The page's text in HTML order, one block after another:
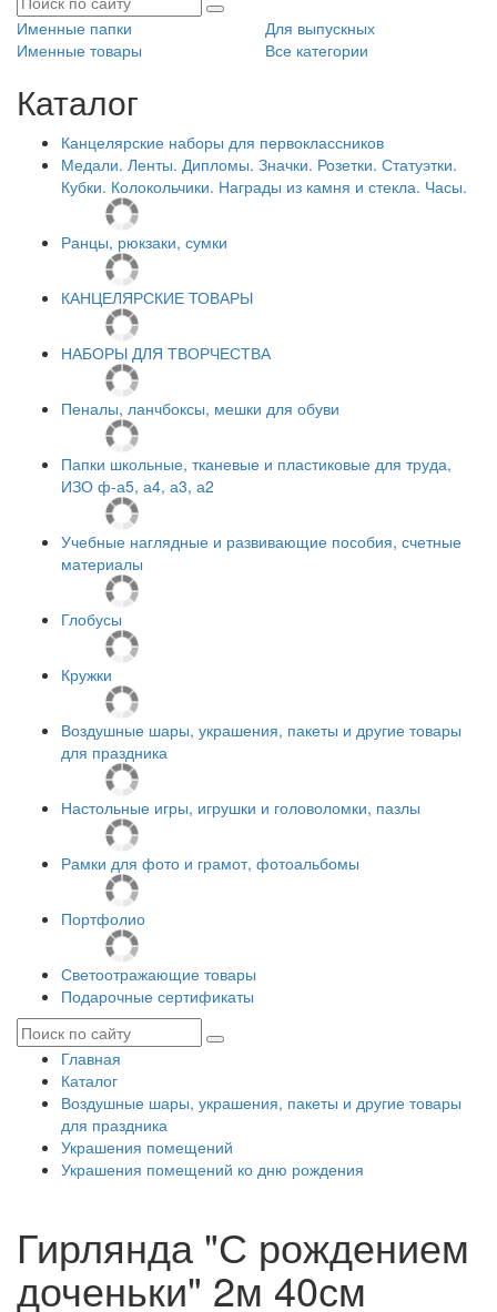
Именные папки
Для выпускных
Именные товары
Все категории
Каталог
Канцелярские наборы для первоклассников
Медали. Ленты. Дипломы. Значки. Розетки. Статуэтки.
Кубки. Колокольчики. Награды из камня и стекла. Часы.
Ранцы, рюкзаки, сумки
КАНЦЕЛЯРСКИЕ ТОВАРЫ
НАБОРЫ ДЛЯ ТВОРЧЕСТВА
Пеналы, ланчбоксы, мешки для обуви
Папки школьные, тканевые и пластиковые для труда,
ИЗО ф-а5, а4, а3, а2
Учебные наглядные и развивающие пособия, счетные
материалы
Глобусы
Кружки
Воздушные шары, украшения, пакеты и другие товары
для праздника
Настольные игры, игрушки и головоломки, пазлы
Рамки для фото и грамот, фотоальбомы
Портфолио
Светоотражающие товары
Подарочные сертификаты
Главная
Каталог
Воздушные шары, украшения, пакеты и другие товары
для праздника
Украшения помещений
Украшения помещений ко дню рождения
Гирлянда "С рождением
доченьки" 2м 40см